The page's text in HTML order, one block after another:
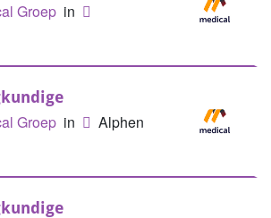
Groep in
Groep in
Alphen